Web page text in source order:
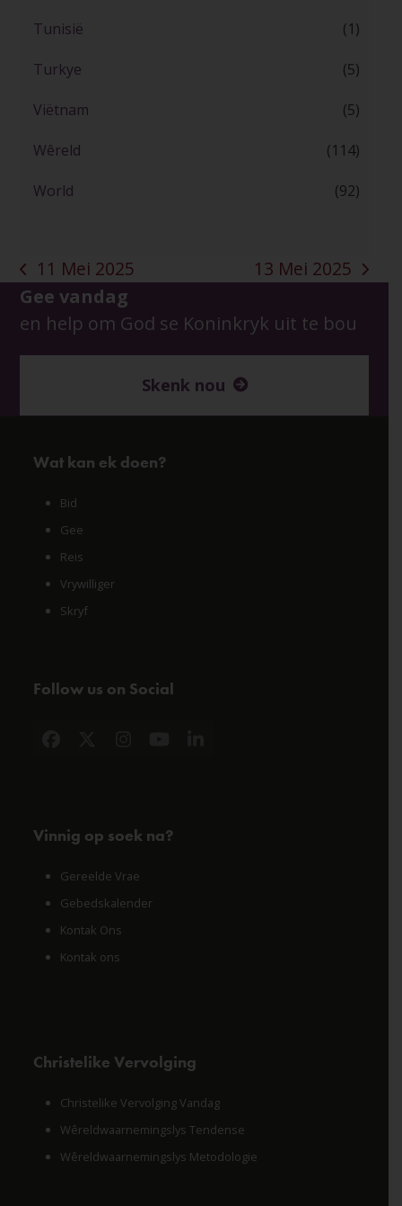
Tunisië (1)
Turkye (5)
Viëtnam (5)
Wêreld (114)
World (92)
previous
post:
11 Mei 2025
next
13 Mei 2025
Gee vandag
en help om God se Koninkryk uit te bou
Skenk nou
Wat kan ek doen?
Bid
Gee
Reis
Vrywilliger
Skryf
Follow us on Social
Vinnig op soek na?
Gereelde Vrae
Gebedskalender
Kontak Ons
Kontak ons
Christelike Vervolging
Christelike Vervolging Vandag
Wêreldwaarnemingslys Tendense
Wêreldwaarnemingslys Metodologie